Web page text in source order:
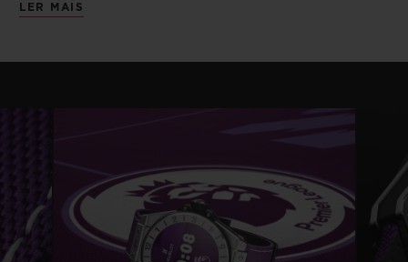
graças ao engenhoso sistema Hublot One
preto microjateado. Por exemplo, é possível
escolhendo as configurações do mostrador
e a cor da pulseira de borracha.
O relógio funciona com o Wear OS by
LER MAIS